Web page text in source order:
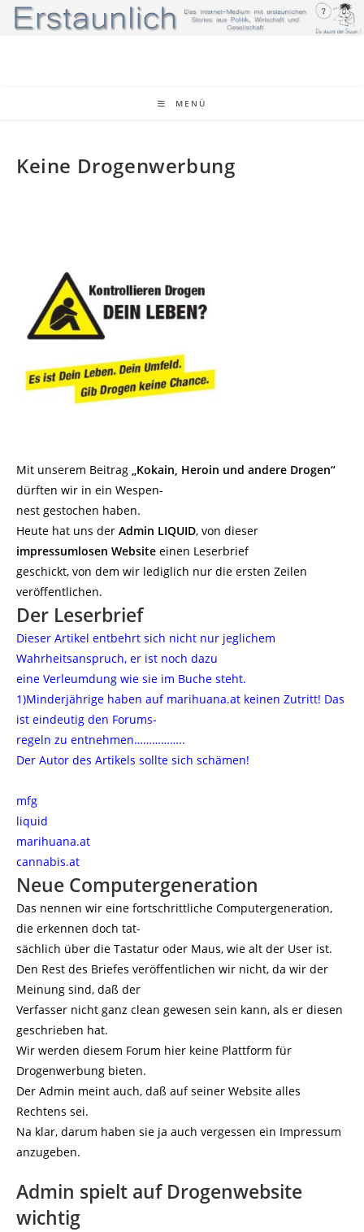
Zum
Inhalt
MENÜ
Keine Drogenwerbung
Mit unserem Beitrag „Kokain, Heroin und andere Drogen“
dürften wir in ein Wespen-
nest gestochen haben.
Heute hat uns der Admin LIQUID, von dieser
impressumlosen Website einen Leserbrief
geschickt, von dem wir lediglich nur die ersten Zeilen
veröffentlichen.
Der Leserbrief
Dieser Artikel entbehrt sich nicht nur jeglichem
Wahrheitsanspruch, er ist noch dazu
eine Verleumdung wie sie im Buche steht.
1)Minderjährige haben auf marihuana.at keinen Zutritt! Das
ist eindeutig den Forums-
regeln zu entnehmen……………..
Der Autor des Artikels sollte sich schämen!
mfg
liquid
marihuana.at
cannabis.at
Neue Computergeneration
Das nennen wir eine fortschrittliche Computergeneration,
die erkennen doch tat-
sächlich über die Tastatur oder Maus, wie alt der User ist.
Den Rest des Briefes veröffentlichen wir nicht, da wir der
Meinung sind, daß der
Verfasser nicht ganz clean gewesen sein kann, als er diesen
geschrieben hat.
Wir werden diesem Forum hier keine Plattform für
Drogenwerbung bieten.
Der Admin meint auch, daß auf seiner Website alles
Rechtens sei.
Na klar, darum haben sie ja auch vergessen ein Impressum
anzugeben.
Admin spielt auf Drogenwebsite
wichtig